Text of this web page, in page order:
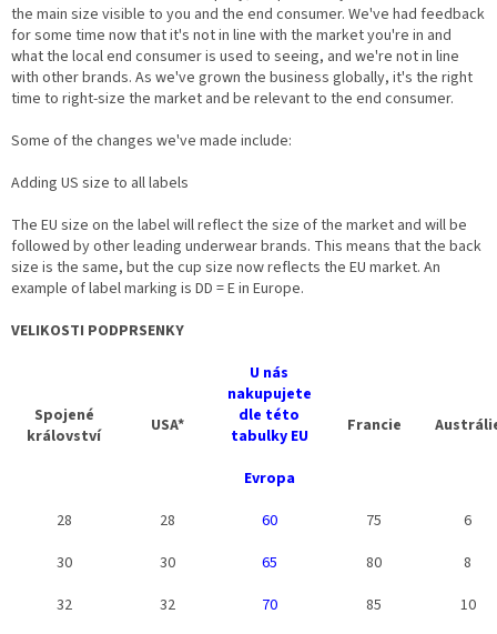
the main size visible to you and the end consumer. We've had feedback
for some time now that it's not in line with the market you're in and
what the local end consumer is used to seeing, and we're not in line
with other brands. As we've grown the business globally, it's the right
time to right-size the market and be relevant to the end consumer.
Some of the changes we've made include:
Adding US size to all labels
The EU size on the label will reflect the size of the market and will be
followed by other leading underwear brands. This means that the back
size is the same, but the cup size now reflects the EU market. An
example of label marking is DD = E in Europe.
VELIKOSTI PODPRSENKY
Spojené
království
USA*
U nás
nakupujete
dle této
tabulky EU
Evropa
Francie
28 28 60 75
6
30
30 65 80
8
32
32 70 85
10